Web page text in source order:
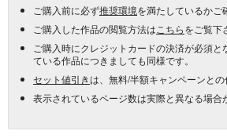
ご購入前に必ず推奨環境を満たしているかご
ご購入した作品の閲覧方法は こちらをご覧下
ご購入時にクレジットカードの決済が必須
ている作品につきましても同様です。
セット値引きは、無料/半額キャンペーンとの
表示されているページ数は実際と異なる場合